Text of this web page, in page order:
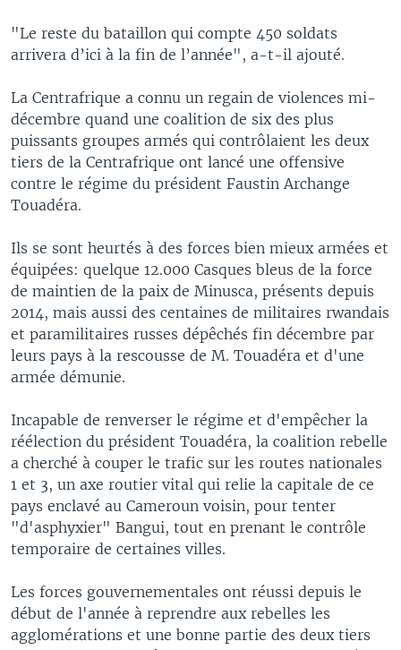
"Le reste du bataillon qui compte 450 soldats
arrivera d’ici à la fin de l’année", a-t-il ajouté.
La Centrafrique a connu un regain de violences mi-
décembre quand une coalition de six des plus
puissants groupes armés qui contrôlaient les deux
tiers de la Centrafrique ont lancé une offensive
contre le régime du président Faustin Archange
Touadéra.
Ils se sont heurtés à des forces bien mieux armées et
équipées: quelque 12.000 Casques bleus de la force
de maintien de la paix de Minusca, présents depuis
2014, mais aussi des centaines de militaires rwandais
et paramilitaires russes dépêchés fin décembre par
leurs pays à la rescousse de M. Touadéra et d'une
armée démunie.
Incapable de renverser le régime et d'empêcher la
réélection du président Touadéra, la coalition rebelle
a cherché à couper le trafic sur les routes nationales
1 et 3, un axe routier vital qui relie la capitale de ce
pays enclavé au Cameroun voisin, pour tenter
"d'asphyxier" Bangui, tout en prenant le contrôle
temporaire de certaines villes.
Les forces gouvernementales ont réussi depuis le
début de l'année à reprendre aux rebelles les
agglomérations et une bonne partie des deux tiers